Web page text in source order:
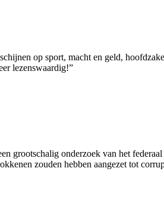
op sport, macht en geld,
lezenswaardig!”
grootschalig onderzoek van het
zouden hebben aangezet tot